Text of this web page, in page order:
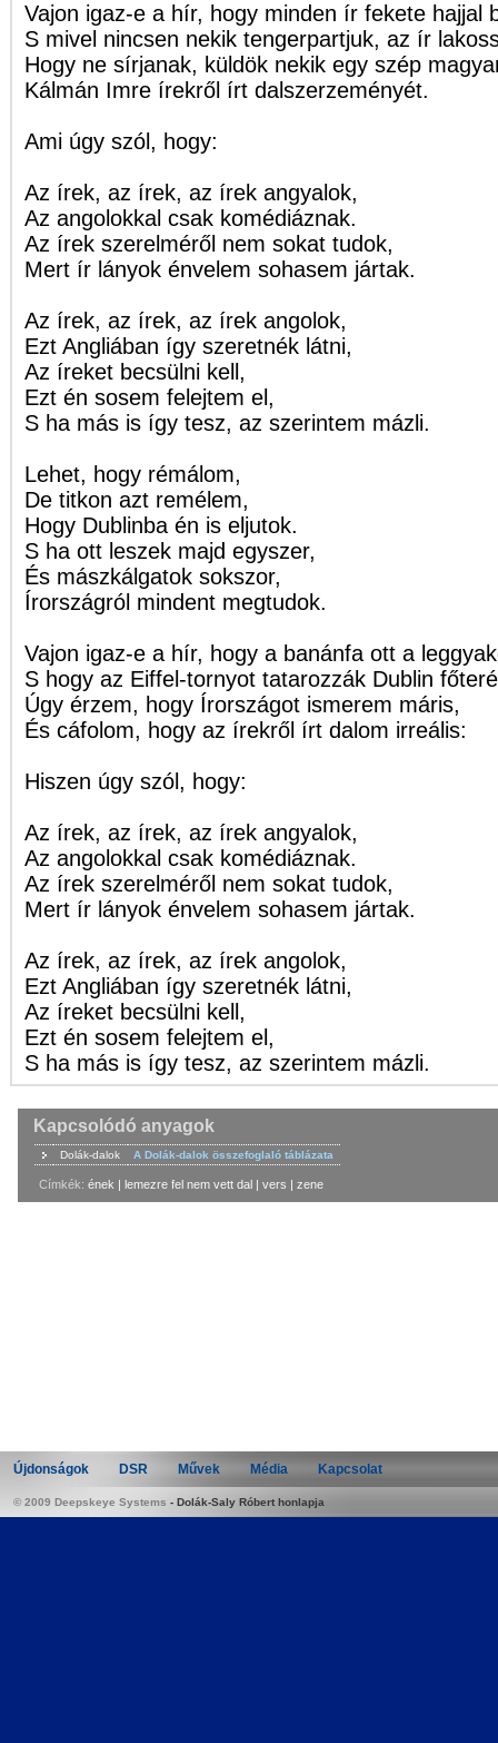
Vajon igaz-e a hír, hogy minden ír fekete hajjal
S mivel nincsen nekik tengerpartjuk, az ír
Hogy ne sírjanak, küldök nekik egy szép
Kálmán Imre írekről írt dalszerzeményét.
Ami úgy szól, hogy:
Az írek, az írek, az írek angyalok,
Az angolokkal csak komédiáznak.
Az írek szerelméről nem sokat tudok,
Mert ír lányok énvelem sohasem jártak.
Az írek, az írek, az írek angolok,
Ezt Angliában így szeretnék látni,
Az íreket becsülni kell,
Ezt én sosem felejtem el,
S ha más is így tesz, az szerintem mázli.
Lehet, hogy rémálom,
De titkon azt remélem,
Hogy Dublinba én is eljutok.
S ha ott leszek majd egyszer,
És mászkálgatok sokszor,
Írországról mindent megtudok.
Vajon igaz-e a hír, hogy a banánfa ott a
S hogy az Eiffel-tornyot tatarozzák Dublin
Úgy érzem, hogy Írországot ismerem máris,
És cáfolom, hogy az írekről írt dalom irreális:
Hiszen úgy szól, hogy:
Az írek, az írek, az írek angyalok,
Az angolokkal csak komédiáznak.
Az írek szerelméről nem sokat tudok,
Mert ír lányok énvelem sohasem jártak.
Az írek, az írek, az írek angolok,
Ezt Angliában így szeretnék látni,
Az íreket becsülni kell,
Ezt én sosem felejtem el,
S ha más is így tesz, az szerintem mázli.
Kapcsolódó anyagok
Dolák-dalok A Dolák-dalok összefoglaló táblázata
Címkék: ének |lemezre fel nem vett dal |vers |zene
Újdonságok DSR Művek Média Kapcsolat
© 2009 Deepskeye Systems - Dolák-Saly Róbert honlapja